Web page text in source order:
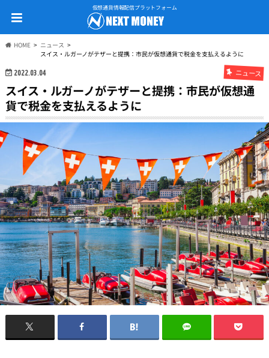
仮想通貨情報配信プラットフォーム
HOME
ニュース
スイス・ルガーノがテザーと提携：市民が仮想通貨で税金を支払えるように
2022.03.04 ニュース
スイス・ルガーノがテザーと提携：市民が仮想通
貨で税金を支払えるように